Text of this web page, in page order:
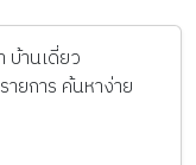
บ้านเดี่ยว
ยการ ค้นหาง่าย